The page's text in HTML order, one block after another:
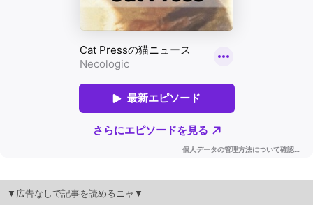
▼広告なしで記事を読めるニャ▼